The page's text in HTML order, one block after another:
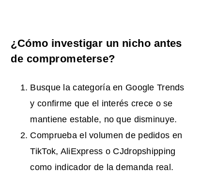
¿Cómo investigar un nicho antes
de comprometerse?
Busque la categoría en Google Trends
y confirme que el interés crece o se
mantiene estable, no que disminuye.
Comprueba el volumen de pedidos en
TikTok, AliExpress o CJdropshipping
como indicador de la demanda real.